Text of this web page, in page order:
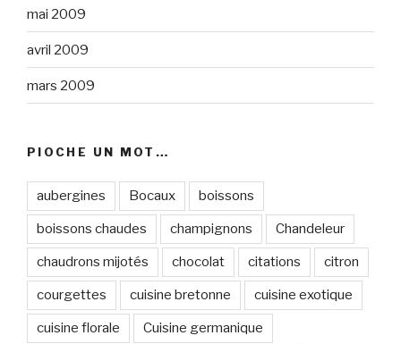
mai 2009
avril 2009
mars 2009
PIOCHE UN MOT…
aubergines Bocaux boissons
boissons chaudes champignons Chandeleur
chaudrons mijotés chocolat citations citron
courgettes cuisine bretonne cuisine exotique
cuisine florale Cuisine germanique